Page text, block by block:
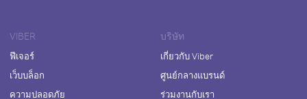
VIBER
ฟีเจอร์
เว็บบล็อก
ความปลอดภัย
บริษัท
เกี่ยวกับ Viber
ศูนย์กลางแบรนด์
ร่วมงานกับเรา